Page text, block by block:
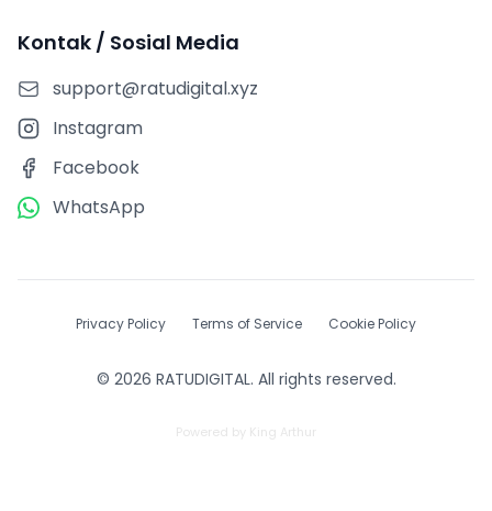
Kontak / Sosial Media
support@ratudigital.xyz
Instagram
Facebook
WhatsApp
© 2026 RATUDIGITAL. All rights reserved.
Privacy Policy Terms of Service Cookie Policy
Powered by King Arthur